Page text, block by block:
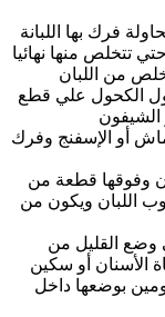
فرك بها اللبانة
تتخلص منها نهائيا
من اللبان
الكحول علي قطع
الشيفون
أو الإسفنج وفرك
وفوقها قطعة من
اللبان ويكون من
وضع القليل من
الأسنان أو سكين
بوضعها داخل